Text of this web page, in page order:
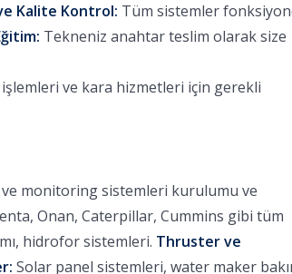
Kalite Kontrol: Tüm sistemler
Tekneniz anahtar teslim olarak size
ve kara hizmetleri için gerekli
monitoring sistemleri kurulumu ve
Onan, Caterpillar, Cummins gibi tüm
hidrofor sistemleri. Thruster ve
Solar panel sistemleri, water maker